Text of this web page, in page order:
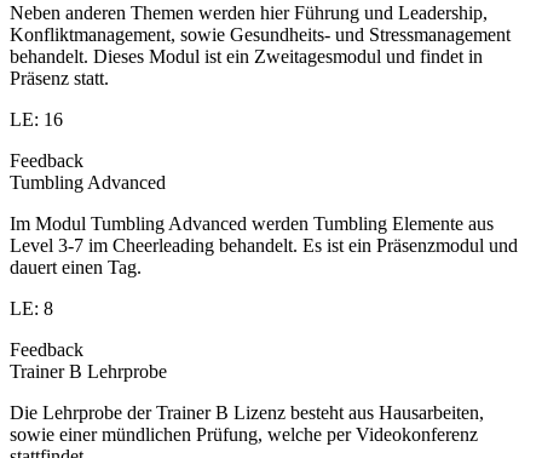
Neben anderen Themen werden hier Führung und Leadership,
Konfliktmanagement, sowie Gesundheits- und Stressmanagement
behandelt. Dieses Modul ist ein Zweitagesmodul und findet in
Präsenz statt.
LE: 16
Feedback
Tumbling Advanced
Im Modul Tumbling Advanced werden Tumbling Elemente aus
Level 3-7 im Cheerleading behandelt. Es ist ein Präsenzmodul und
dauert einen Tag.
LE: 8
Feedback
Trainer B Lehrprobe
Die Lehrprobe der Trainer B Lizenz besteht aus Hausarbeiten,
sowie einer mündlichen Prüfung, welche per Videokonferenz